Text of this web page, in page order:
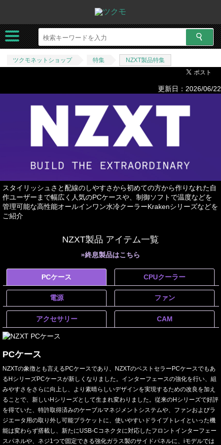
ツクモネットショップ 特集 NZXT製品特集
更新日：2026/06/22
スタイリッシュさと配線のしやすさから初めての方から作りなれた自
作ユーザーまで幅広く人気のPCケースや、制御ソフトで温度などを
管理可能な高性能オールインワン水冷クーラーKrakenシリーズなどを
ご紹介
NZXT製品 アイテム一覧
»終息製品はこちら
PCケース CPUクーラー
電源 ファン
アクセサリー CAM
PCケース
NZXTの象徴とも言えるPCケースであり、NZXTのベストセラーPCケースでもあ
るHシリーズPCケースが新しくなりました。インターフェースの強化を行い、組
みやすさをさらに向上し、より素晴らしいデザインを実現するための改良を加え
ることで、新しいHシリーズとして生まれ変わりました。従来のHシリーズで好評
を得ていた、特許取得済みのケーブルマネジメントシステムや、ファンおよびラ
ジエータ用の取り外し可能ブラケットに、使いやすいドライブトレイといった機
能は変わらず搭載し、新たにUSB-Cコネクタに対応したフロントインターフェー
スパネルや、ネジ1つで固定できる強化ガラス製のサイドパネルに、iモデルでは